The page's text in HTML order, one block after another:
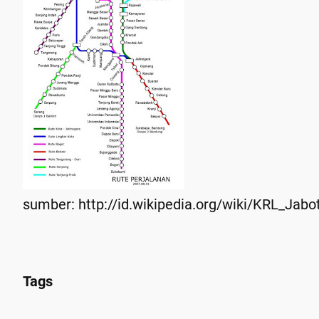
sumber: http://id.wikipedia.org/wiki/
Tags